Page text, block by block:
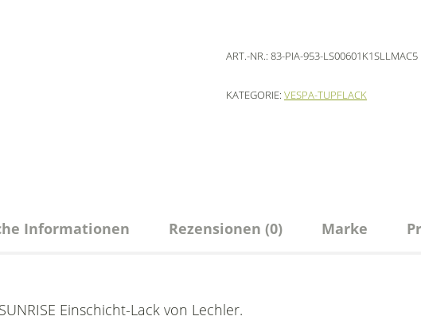
ART.-NR.: 83-PIA-953-LS00601K1SLLMAC5
KATEGORIE: VESPA-TUPFLACK
Informationen Rezensionen (0) Marke
Einschicht-Lack von Lechler.